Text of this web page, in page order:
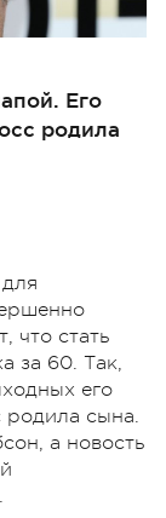
Его
родила
что стать
за 60. Так,
его
родила сына.
а новость